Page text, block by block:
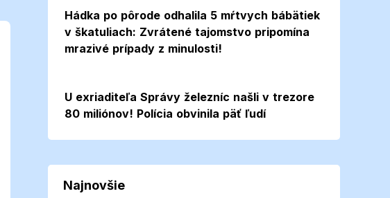
výrazné
Hádka po pôrode odhalila 5 mŕtvych bábätiek
v škatuliach: Zvrátené tajomstvo pripomína
mrazivé prípady z minulosti!
U exriaditeľa Správy železníc našli v trezore
80 miliónov! Polícia obvinila päť ľudí
Najnovšie